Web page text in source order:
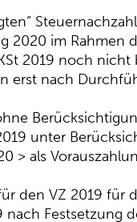
2020 im Rahmen
2019 noch
erst nach
unter
> als
den VZ 2019 für
Festsetzung